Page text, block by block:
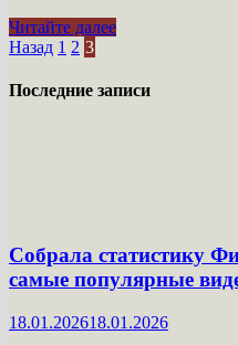
Коротко
о
почему
Читайте далее
Пагинация
записей
Назад 1 2 3
Последние записи
Собрала статистику
самые популярные
18.01.202618.01.2026